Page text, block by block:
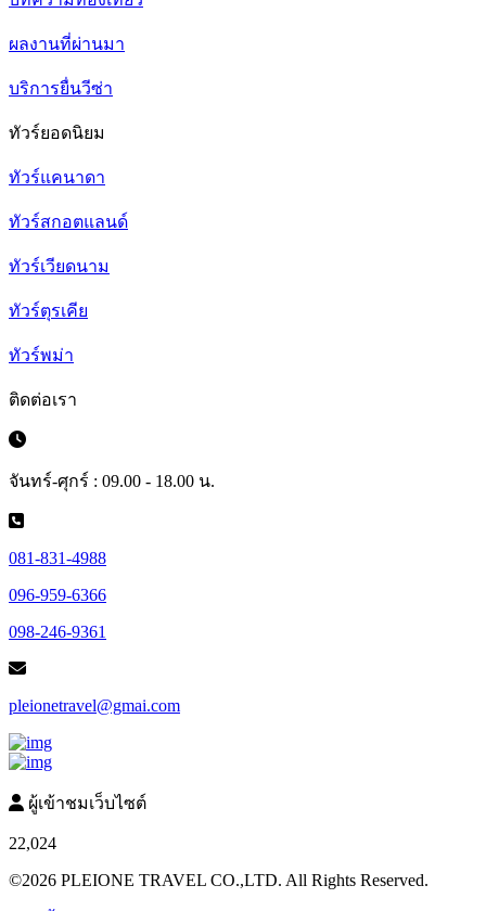
ผลงานที่ผ่านมา
บริการยื่นวีซ่า
ทัวร์ยอดนิยม
ทัวร์แคนาดา
ทัวร์สกอตแลนด์
ทัวร์เวียดนาม
ทัวร์ตุรเคีย
ทัวร์พม่า
ติดต่อเรา
จันทร์-ศุกร์ : 09.00 - 18.00 น.
081-831-4988
096-959-6366
098-246-9361
pleionetravel@gmai.com
ผู้เข้าชมเว็บไซต์
22,024
©2026 PLEIONE TRAVEL CO.,LTD. All Rights Reserved.